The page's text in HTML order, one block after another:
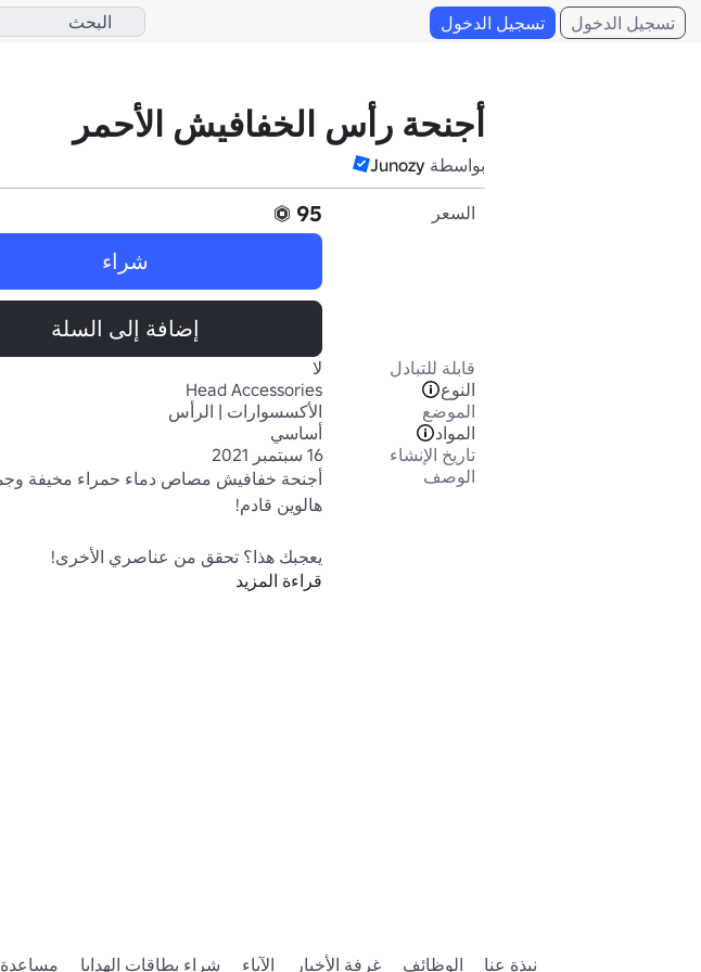
تسجيل الدخول تسجيل الدخول
أجنحة رأس الخفافيش الأحمر
بواسطة Junozy
السعر
95
شراء
إضافة إلى السلة
قابلة للتبادل
لا
النوع
Head Accessories
الموضع
الأكسسوارات | الرأس
المواد
أساسي
تاريخ الإنشاء
16 سبتمبر 2021
الوصف
يعجبك هذا؟ تحقق من عناصري الأخرى!
https://www.roblox.com/catalog?
قراءة المزيد
نبذة عنا الوظائف غرفة الأخبار الآباء شراء بطاقات الهدايا مساعدة